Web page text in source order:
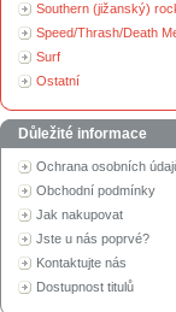
Southern (jižanský)
Speed/Thrash/Death
Surf
Ostatní
Důležité informace
Ochrana osobních
Obchodní podmínky
Jak nakupovat
Jste u nás poprvé?
Kontaktujte nás
Dostupnost titulů